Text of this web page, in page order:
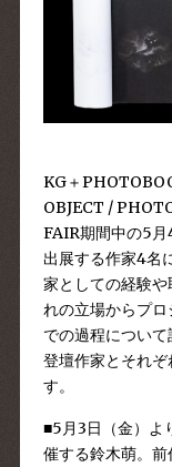
KG＋
OBJECT /
FAIR期間中の5
出展する作家4名
家としての経験
れの立場からプ
での過程について
登壇作家とそれ
す。
■5月3日（金）よ
催する鈴木萌。